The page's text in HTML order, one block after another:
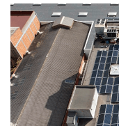
S
o
c